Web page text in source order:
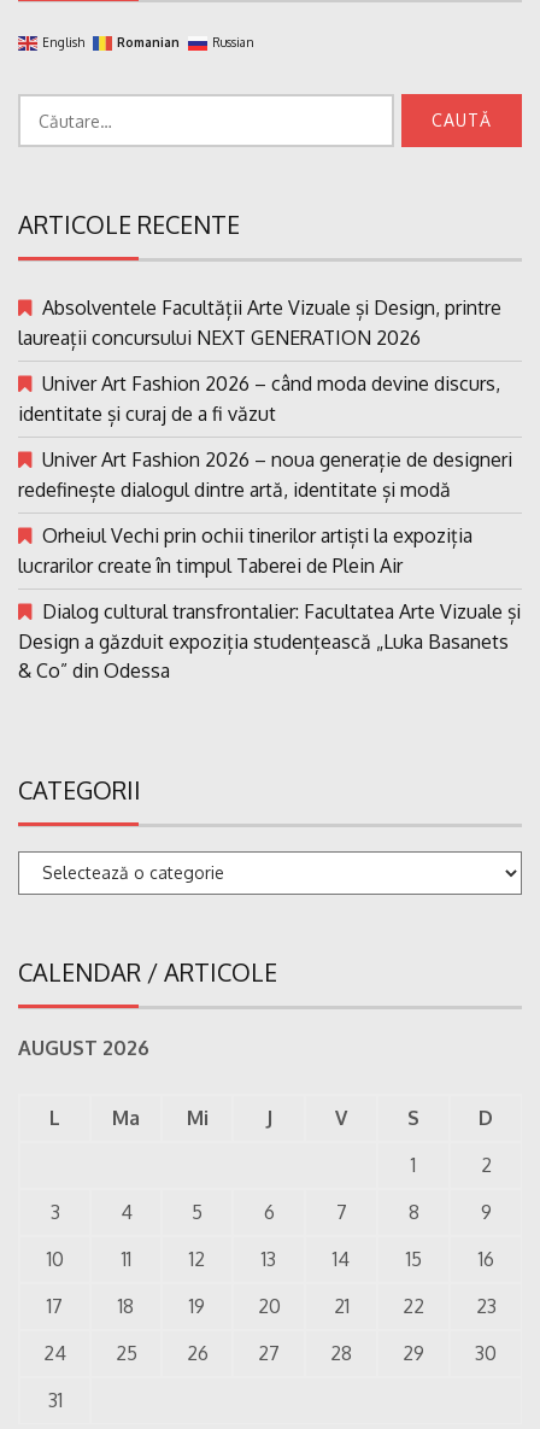
English Romanian Russian
ARTICOLE RECENTE
Absolventele Facultății Arte Vizuale și Design, printre
laureații concursului NEXT GENERATION 2026
Univer Art Fashion 2026 – când moda devine discurs,
identitate și curaj de a fi văzut
Univer Art Fashion 2026 – noua generație de designeri
redefinește dialogul dintre artă, identitate și modă
Orheiul Vechi prin ochii tinerilor artiști la expoziția
lucrarilor create în timpul Taberei de Plein Air
Dialog cultural transfrontalier: Facultatea Arte Vizuale și
Design a găzduit expoziția studențească „Luka Basanets
& Co” din Odessa
CATEGORII
Categorii
CALENDAR / ARTICOLE
AUGUST 2026
L Ma Mi J V S
D
1
2
3
4 5 6 7 8
9
10
11 12 13 14 15
16
17
18 19 20 21 22
23
24
25 26 27 28 29
30
31